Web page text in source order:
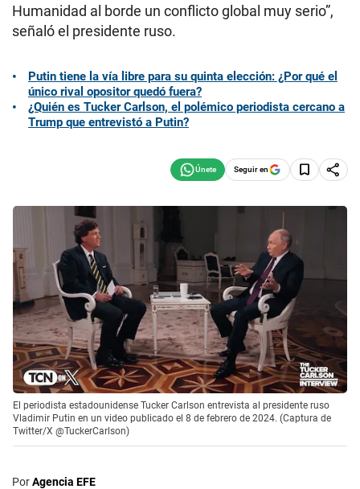
Humanidad al borde un conflicto global muy serio”,
señaló el presidente ruso.
Putin tiene la vía libre para su quinta elección: ¿Por qué el
único rival opositor quedó fuera?
¿Quién es Tucker Carlson, el polémico periodista cercano a
Trump que entrevistó a Putin?
Seguir en
El periodista estadounidense Tucker Carlson entrevista al presidente ruso
Vladimir Putin en un video publicado el 8 de febrero de 2024. (Captura de
Twitter/X @TuckerCarlson)
PorAgencia EFE